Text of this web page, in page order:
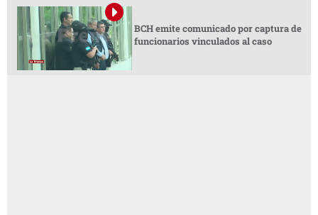
BCH emite comunicado por captura de
funcionarios vinculados al caso